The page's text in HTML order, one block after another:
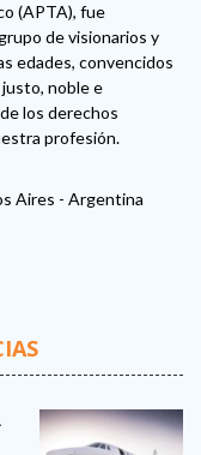
(APTA), fue
de visionarios y
edades, convencidos
noble e
los derechos
profesión.
Aires - Argentina